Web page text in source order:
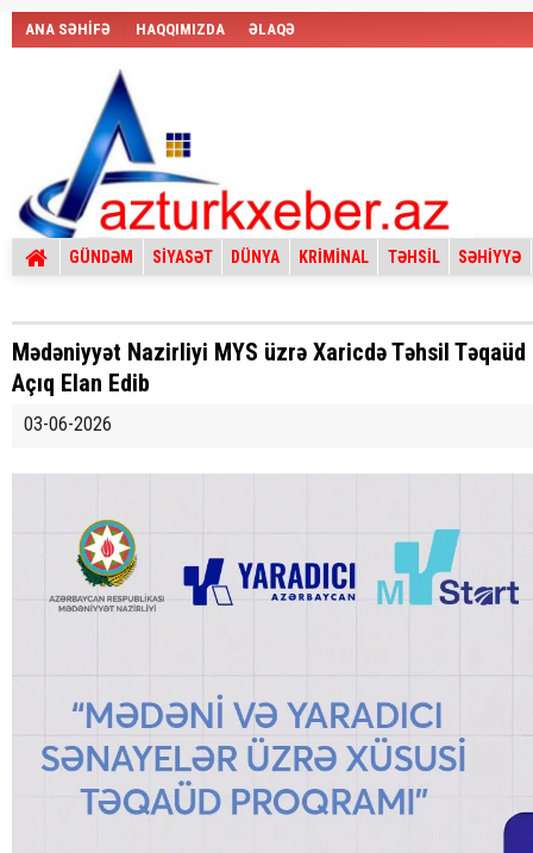
ANA SƏHİFƏ HAQQIMIZDA ƏLAQƏ
GÜNDƏM SİYASƏT DÜNYA KRİMİNAL TƏHSİL SƏHİYYƏ
Mədəniyyət Nazirliyi MYS üzrə Xaricdə Təhsil
Açıq Elan Edib
03-06-2026